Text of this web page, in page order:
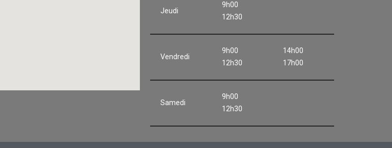
Jeudi
9h00
12h30
Vendredi
9h00
12h30
14h00
17h00
Samedi
9h00
12h30